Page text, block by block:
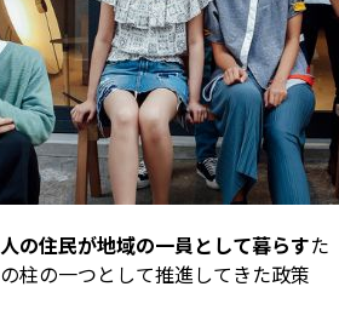
の住民が地域の一員として暮らすた
柱の一つとして推進してきた政策